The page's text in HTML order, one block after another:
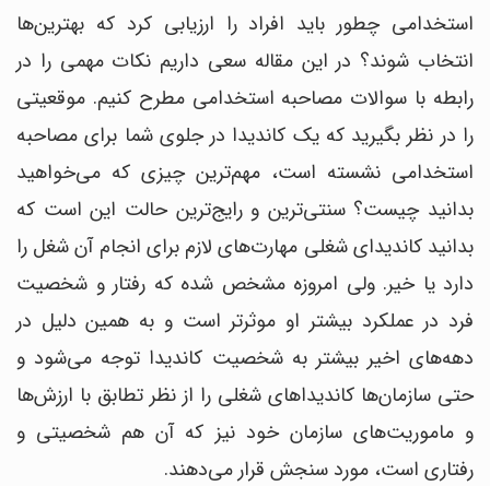
استخدامی چطور باید افراد را ارزیابی کرد که بهترین‌ها
انتخاب شوند؟ در این مقاله سعی داریم نکات مهمی را در
رابطه با سوالات مصاحبه استخدامی مطرح کنیم. موقعیتی
را در نظر بگیرید که یک کاندیدا در جلوی شما برای مصاحبه
استخدامی نشسته است، مهم‌ترین چیزی که می‌خواهید
بدانید چیست؟ سنتی‌ترین و رایج‌ترین حالت این است که
بدانید کاندیدای شغلی مهارت‌های لازم برای انجام آن شغل را
دارد یا خیر. ولی امروزه مشخص شده که رفتار و شخصیت
فرد در عملکرد بیشتر او موثرتر است و به همین دلیل در
دهه‌های اخیر بیشتر به شخصیت کاندیدا توجه می‌شود و
حتی سازمان‌ها کاندیداهای شغلی را از نظر تطابق با ارزش‌ها
و ماموریت‌های سازمان خود نیز که آن هم شخصیتی و
رفتاری است، مورد سنجش قرار می‌دهند.